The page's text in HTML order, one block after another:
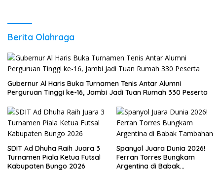
Berita Olahraga
Gubernur Al Haris Buka Turnamen Tenis Antar Alumni
Perguruan Tinggi ke-16, Jambi Jadi Tuan Rumah 330 Peserta
SDIT Ad Dhuha Raih Juara 3
Turnamen Piala Ketua Futsal
Kabupaten Bungo 2026
Spanyol Juara Dunia 2026!
Ferran Torres Bungkam
Argentina di Babak